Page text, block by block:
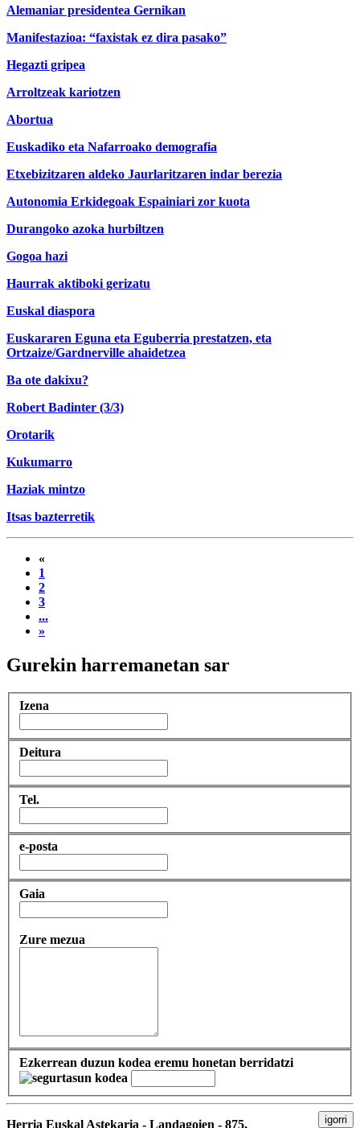
Alemaniar presidentea Gernikan
Manifestazioa: “faxistak ez dira pasako”
Hegazti gripea
Arroltzeak kariotzen
Abortua
Euskadiko eta Nafarroako demografia
Etxebizitzaren aldeko Jaurlaritzaren indar berezia
Autonomia Erkidegoak Espainiari zor kuota
Durangoko azoka hurbiltzen
Gogoa hazi
Haurrak aktiboki gerizatu
Euskal diaspora
Euskararen Eguna eta Eguberria prestatzen, eta
Ortzaize/Gardnerville ahaidetzea
Ba ote dakixu?
Robert Badinter (3/3)
Orotarik
Kukumarro
Haziak mintzo
Itsas bazterretik
«
1
2
3
...
»
Gurekin harremanetan sar
Izena
Deitura
Tel.
e-posta
Gaia
Zure mezua
Ezkerrean duzun kodea eremu honetan berridatzi
igorri
Herria Euskal Astekaria - Landagoien - 875,